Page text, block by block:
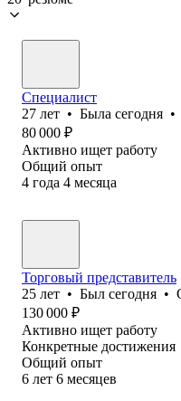
Специалист
27 лет • Была сегодня •
80 000 ₽
Активно ищет работу
Общий опыт
4 года 4 месяца
Торговый представитель
25 лет • Был сегодня •
130 000 ₽
Активно ищет работу
Конкретные достижения
Общий опыт
6 лет 6 месяцев